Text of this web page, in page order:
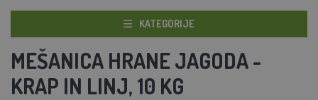
KATEGORIJE
MEŠANICA HRANE JAGODA -
KRAP IN LINJ, 10 KG